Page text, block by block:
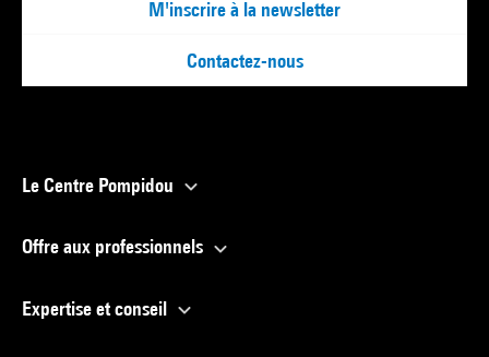
M'inscrire à la newsletter
Contactez-nous
Le Centre Pompidou
Offre aux professionnels
Expertise et conseil